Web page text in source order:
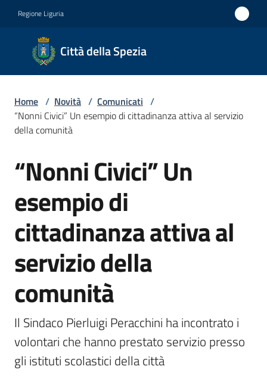
Regione Liguria
Città della Spezia
Città
della
Medaglia
d'oro al
Civile
Medaglia
d'argento
al Valor
Militare
Amministrazione
Novità
Menu selezionato
Servizi
Home / Novità / Comunicati /
“Nonni Civici” Un esempio di cittadinanza attiva al servizio
della comunità
Salta al contenuto
“Nonni Civici” Un
esempio di
cittadinanza attiva al
servizio della
comunità
Il Sindaco Pierluigi Peracchini ha incontrato i
volontari che hanno prestato servizio presso
gli istituti scolastici della città